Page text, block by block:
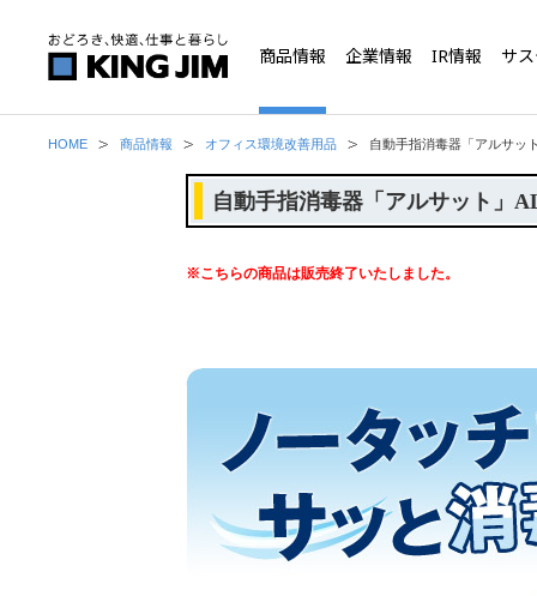
商品情報 企業情報 IR情報 サ
HOME 商品情報 オフィス環境改善用品 自動手指消毒器「アルサッ
自動手指消毒器「アルサット」
※こちらの商品は販売終了いたしました。